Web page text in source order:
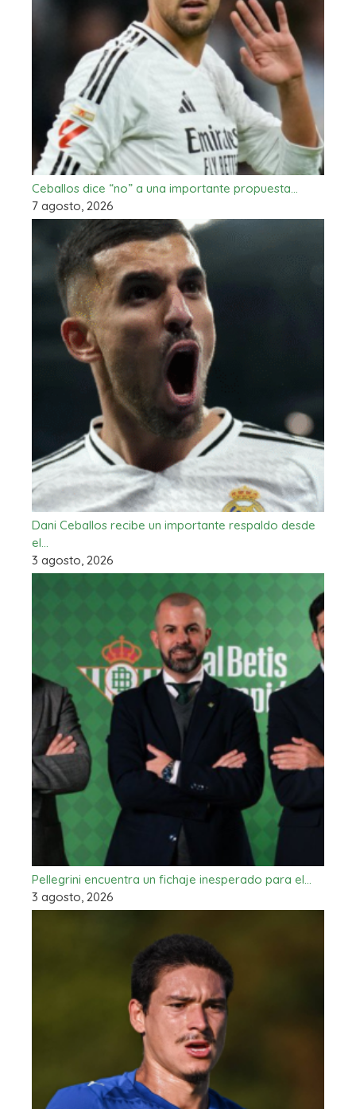
Ceballos dice “no” a una importante propuesta…
7 agosto, 2026
Dani Ceballos recibe un importante respaldo desde
el…
3 agosto, 2026
Pellegrini encuentra un fichaje inesperado para el…
3 agosto, 2026